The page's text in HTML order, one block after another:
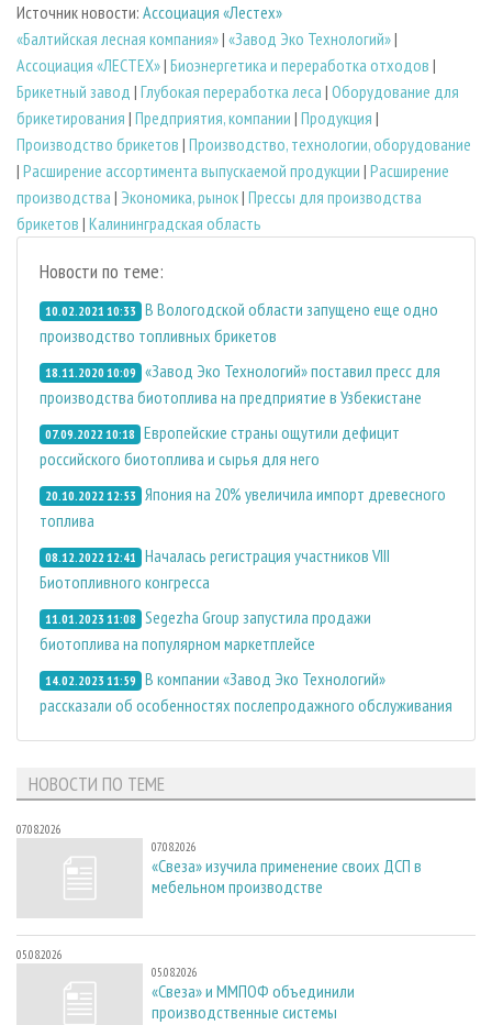
Источник новости: Ассоциация «Лестех»
«Балтийская лесная компания»| «Завод Эко Технологий»|
Ассоциация «ЛЕСТЕХ»| Биoэнергетика и переработка отходов |
Брикетный завод | Глубокая переработка леса | Оборудование для
брикетирования | Предприятия, компании | Продукция |
Производство брикетов | Производство, технологии, оборудование
| Расширение ассортимента выпускаемой продукции | Расширение
производства | Экономика, рынок| Прессы для производства
брикетов | Калининградская область
Новости по теме:
10.02.2021 10:33 В Вологодской области запущено еще одно
производство топливных брикетов
18.11.2020 10:09 «Завод Эко Технологий» поставил пресс для
производства биотоплива на предприятие в Узбекистане
07.09.2022 10:18 Европейские страны ощутили дефицит
российского биотоплива и сырья для него
20.10.2022 12:53 Япония на 20% увеличила импорт древесного
топлива
08.12.2022 12:41 Началась регистрация участников VIII
Биотопливного конгресса
11.01.2023 11:08 Segezha Group запустила продажи
биотоплива на популярном маркетплейсе
14.02.2023 11:59 В компании «Завод Эко Технологий»
рассказали об особенностях послепродажного обслуживания
НОВОСТИ ПО ТЕМЕ
07.08.2026
07.08.2026
«Свеза» изучила применение своих ДСП в
мебельном производстве
05.08.2026
05.08.2026
«Свеза» и ММПОФ объединили
производственные системы